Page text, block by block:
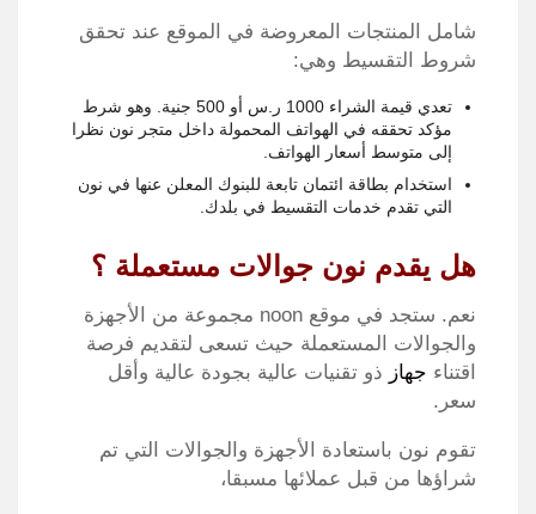
شامل المنتجات المعروضة في الموقع عند تحقق
شروط التقسيط وهي:
تعدي قيمة الشراء 1000 ر.س أو 500 جنية. وهو شرط
مؤكد تحققه في الهواتف المحمولة داخل متجر نون نظرا
إلى متوسط أسعار الهواتف.
استخدام بطاقة ائتمان تابعة للبنوك المعلن عنها في نون
التي تقدم خدمات التقسيط في بلدك.
هل يقدم نون جوالات مستعملة ؟
نعم. ستجد في موقع noon مجموعة من الأجهزة
والجوالات المستعملة حيث تسعى لتقديم فرصة
اقتناء جهاز ذو تقنيات عالية بجودة عالية وأقل
سعر.
تقوم نون باستعادة الأجهزة والجوالات التي تم
شراؤها من قبل عملائها مسبقا،